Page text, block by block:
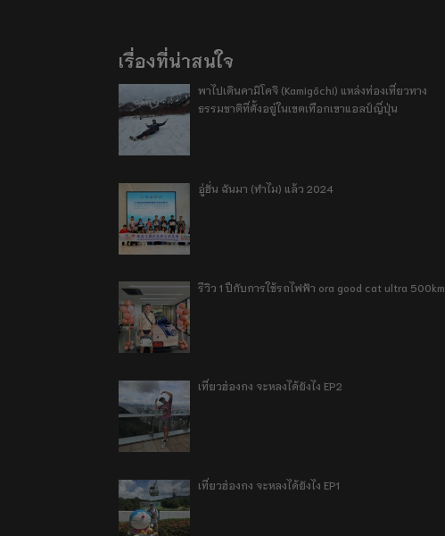
เรื่องที่น่าสนใจ
พาไปเดินคามิโคจิ (Kamigōchi) แหล่งท่องเที่ยวทาง
ธรรมชาติที่ตั้งอยู่ในเขตเทือกเขาแอลป์ญี่ปุ่น
อู่ฮั่น ฉันมา (ทำไม) แล้ว 2024
รีวิว 1 ปีกับการใช้รถไฟฟ้า ora good cat ultra 500km
เที่ยวฮ่องกง จะหลงได้ยังไง EP2
เที่ยวฮ่องกง จะหลงได้ยังไง EP1